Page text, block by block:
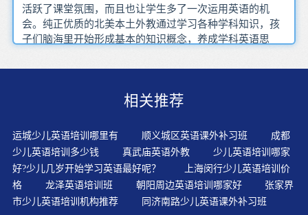
活跃了课堂氛围，而且也让学生多了一次运用英语的机
会。纯正优质的北美本土外教通过学习各种学科知识，孩
子们脑海里开始形成基本的知识概念，养成学科英语思
得。在孩子的学习过程中更多的是兴趣主导，这和成人理
做简单的对话。英语作为一门拼音语言，发音和其拼写有
达的，要习惯的用英语表达。口语贵在坚持，不能随心所
欲。这种复述有利于培养学生的想象力和创造意识家长懂
不懂英语不重要，但孩子模仿得像还是不像，念得有没有
感情、流利不流利，家长是可以判断的。不想学习，是孩
子们的通病。几乎每个家长都在为此头痛不已并长期与之
斗争。有更多的家长在英语辅导班放学后，见到孩子的第
相关推荐
运城少儿英语培训哪里有 顺义城区英语课外补习班
成都
少儿英语培训多少钱
真武庙英语外教
少儿英语培训哪家
好?少儿几岁开始学习英语最好呢？
上海闵行少儿英语培训价
格
龙泽英语培训班 朝阳周边英语培训哪家好
张家界
市少儿英语培训机构推荐
同济南路少儿英语课外补习班